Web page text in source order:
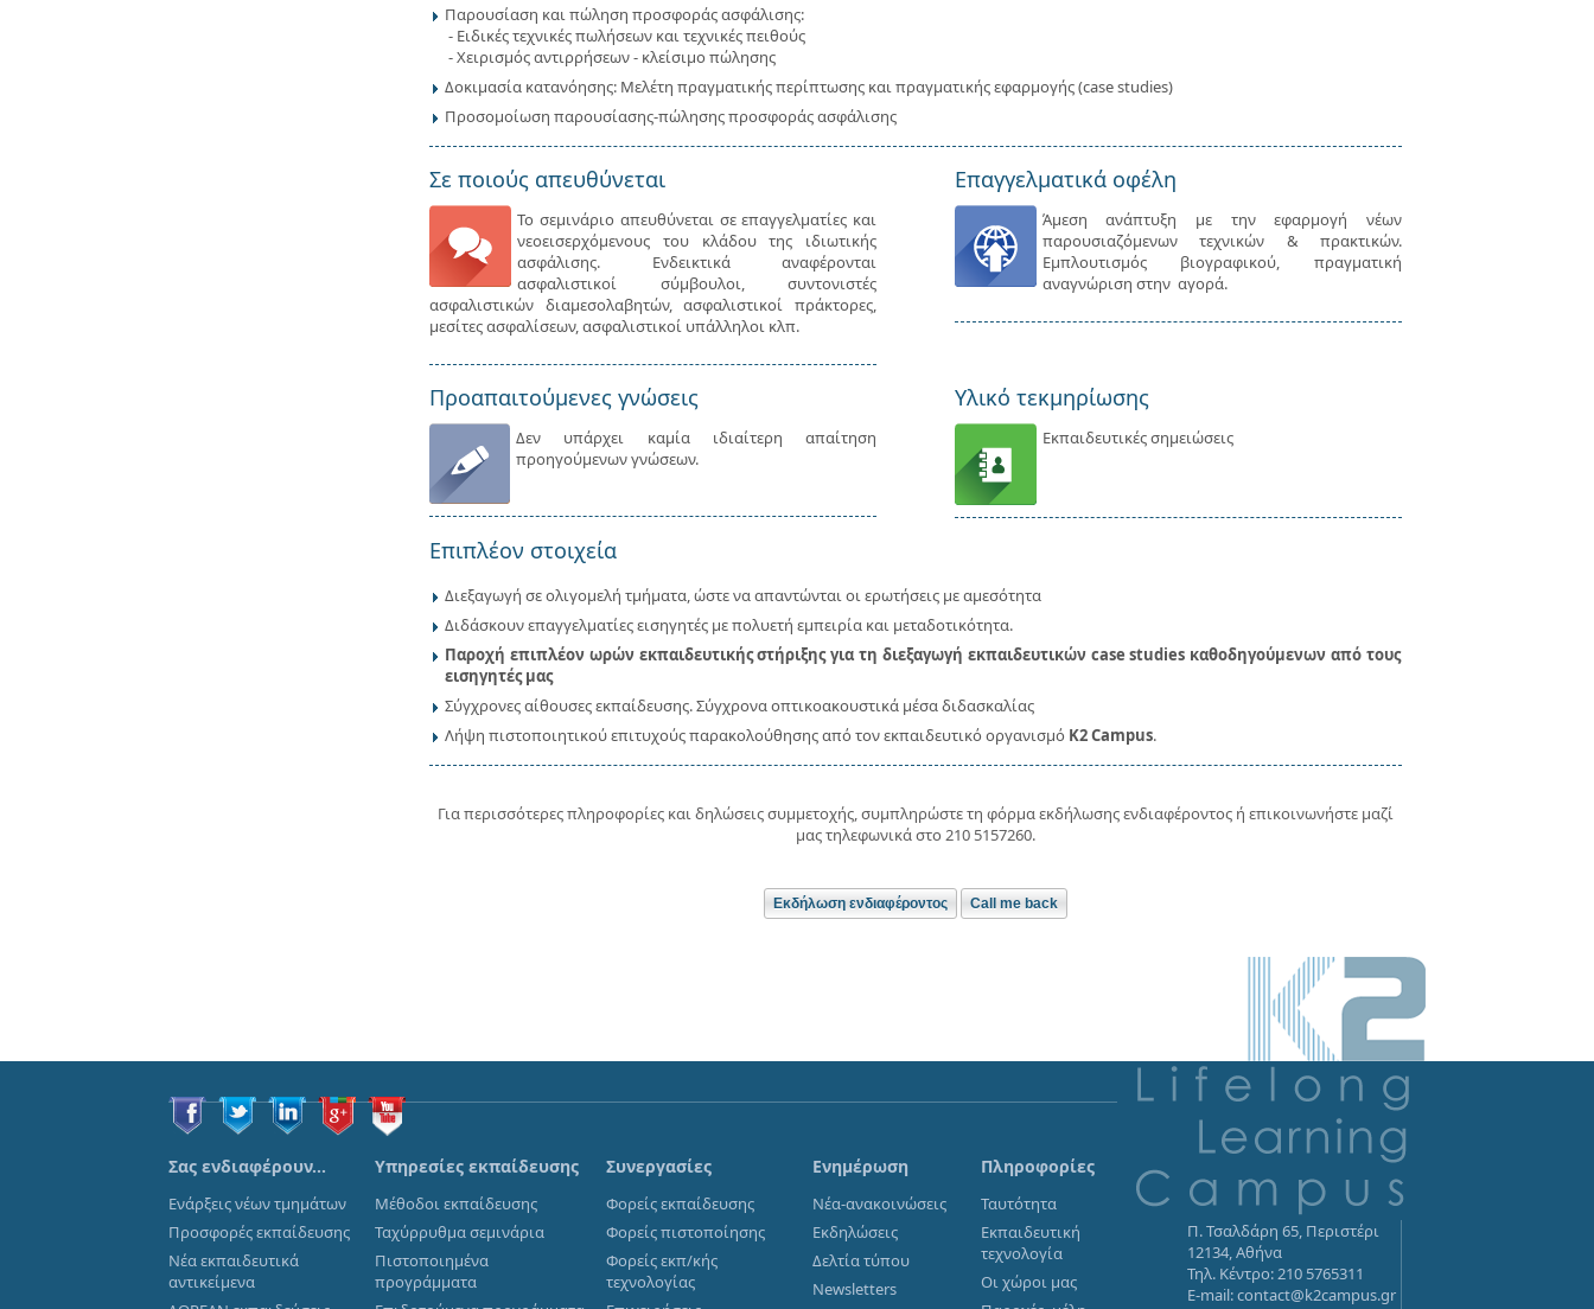
Παρουσίαση και πώληση προσφοράς ασφάλισης:
- Ειδικές τεχνικές πωλήσεων και τεχνικές πειθούς
- Χειρισμός αντιρρήσεων - κλείσιμο πώλησης
Δοκιμασία κατανόησης: Μελέτη πραγματικής περίπτωσης και πραγματικής εφαρμογής (case studies)
Προσομοίωση παρουσίασης-πώλησης προσφοράς ασφάλισης
Σε ποιούς απευθύνεται
Το σεμινάριο απευθύνεται σε επαγγελματίες και
νεοεισερχόμενους του κλάδου της ιδιωτικής
ασφάλισης. Ενδεικτικά αναφέρονται
ασφαλιστικοί σύμβουλοι, συντονιστές
ασφαλιστικών διαμεσολαβητών, ασφαλιστικοί πράκτορες,
μεσίτες ασφαλίσεων, ασφαλιστικοί υπάλληλοι κλπ.
Επαγγελματικά οφέλη
Άμεση ανάπτυξη με την εφαρμογή νέων
παρουσιαζόμενων τεχνικών & πρακτικών.
Εμπλουτισμός βιογραφικού, πραγματική
αναγνώριση στην αγορά.
Προαπαιτούμενες γνώσεις
Δεν υπάρχει καμία ιδιαίτερη απαίτηση
προηγούμενων γνώσεων.
Υλικό τεκμηρίωσης
Εκπαιδευτικές σημειώσεις
Επιπλέον στοιχεία
Διεξαγωγή σε ολιγομελή τμήματα, ώστε να απαντώνται οι ερωτήσεις με αμεσότητα
Διδάσκουν επαγγελματίες εισηγητές με πολυετή εμπειρία και μεταδοτικότητα.
Παροχή επιπλέον ωρών εκπαιδευτικής στήριξης για τη διεξαγωγή εκπαιδευτικών case studies καθοδηγούμενων από τους
εισηγητές μας
Σύγχρονες αίθουσες εκπαίδευσης. Σύγχρονα οπτικοακουστικά μέσα διδασκαλίας
Λήψη πιστοποιητικού επιτυχούς παρακολούθησης από τον εκπαιδευτικό οργανισμό K2 Campus.
Για περισσότερες πληροφορίες και δηλώσεις συμμετοχής, συμπληρώστε τη φόρμα εκδήλωσης ενδιαφέροντος ή επικοινωνήστε μαζί
μας τηλεφωνικά στο 210 5157260.
Σας ενδιαφέρουν…
Ενάρξεις νέων τμημάτων
Προσφορές εκπαίδευσης
Νέα εκπαιδευτικά
αντικείμενα
Υπηρεσίες εκπαίδευσης
Μέθοδοι εκπαίδευσης
Ταχύρρυθμα σεμινάρια
Πιστοποιημένα
προγράμματα
Συνεργασίες
Φορείς εκπαίδευσης
Φορείς πιστοποίησης
Φορείς εκπ/κής
τεχνολογίας
Ενημέρωση
Νέα-ανακοινώσεις
Εκδηλώσεις
Δελτία τύπου
Newsletters
Πληροφορίες
Ταυτότητα
Εκπαιδευτική
τεχνολογία
Οι χώροι μας
Π. Τσαλδάρη 65, Περιστέρι
12134, Αθήνα
Τηλ. Κέντρο: 210 5765311
E-mail: contact@k2campus.gr